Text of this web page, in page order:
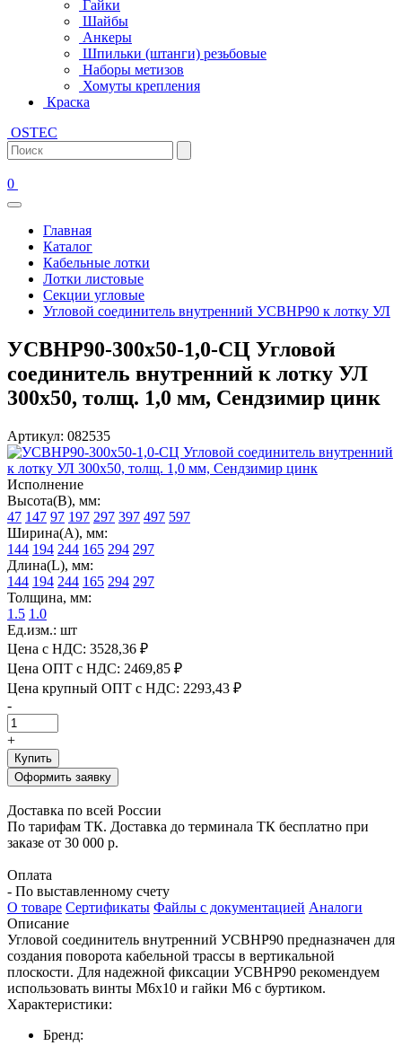
Гайки
Шайбы
Анкеры
Шпильки (штанги) резьбовые
Наборы метизов
Хомуты крепления
Краска
OSTEC
0
Главная
Каталог
Кабельные лотки
Лотки листовые
Секции угловые
Угловой соединитель внутренний УСВНР90 к лотку УЛ
УСВНР90-300х50-1,0-СЦ Угловой
соединитель внутренний к лотку УЛ
300х50, толщ. 1,0 мм, Сендзимир цинк
Артикул: 082535
Исполнение
Высота(В), мм:
47 147 97 197 297 397 497 597
Ширина(А), мм:
144 194 244 165 294 297
Длина(L), мм:
144 194 244 165 294 297
Толщина, мм:
1.5 1.0
Ед.изм.: шт
Цена с НДС: 3528,36 ₽
Цена ОПТ с НДС: 2469,85 ₽
Цена крупный ОПТ с НДС: 2293,43 ₽
-
+
Купить
Оформить заявку
Доставка по всей России
По тарифам ТК. Доставка до терминала ТК бесплатно при
заказе от 30 000 р.
Оплата
- По выставленному счету
О товаре Сертификаты Файлы с документацией Аналоги
Описание
Угловой соединитель внутренний УСВНР90 предназначен для
создания поворота кабельной трассы в вертикальной
плоскости. Для надежной фиксации УСВНР90 рекомендуем
использовать винты М6х10 и гайки М6 с буртиком.
Характеристики:
Бренд: